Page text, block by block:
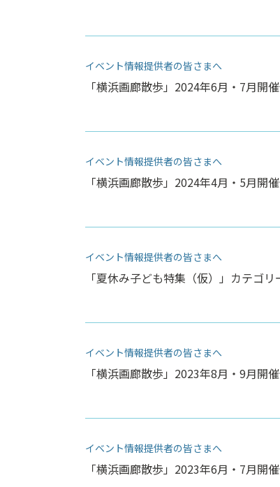
イベント情報提供者の皆さまへ
「横浜画廊散歩」2024年6月・7月開
イベント情報提供者の皆さまへ
「横浜画廊散歩」2024年4月・5月開
イベント情報提供者の皆さまへ
「夏休み子ども特集（仮）」カテゴリ
イベント情報提供者の皆さまへ
「横浜画廊散歩」2023年8月・9月開
イベント情報提供者の皆さまへ
「横浜画廊散歩」2023年6月・7月開